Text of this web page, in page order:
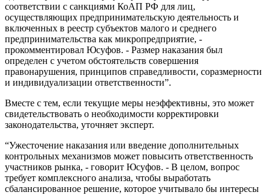
соответствии с санкциями КоАП РФ для лиц,
осуществляющих предпринимательскую деятельность и
включенных в реестр субъектов малого и среднего
предпринимательства как микропредприятие, -
прокомментировал Юсуфов. - Размер наказания был
определен с учетом обстоятельств совершения
правонарушения, принципов справедливости, соразмерности
и индивидуализации ответственности”.
Вместе с тем, если текущие меры неэффективны, это может
свидетельствовать о необходимости корректировки
законодательства, уточняет эксперт.
“Ужесточение наказания или введение дополнительных
контрольных механизмов может повысить ответственность
участников рынка, - говорит Юсуфов. - В целом, вопрос
требует комплексного анализа, чтобы выработать
сбалансированное решение, которое учитывало бы интересы